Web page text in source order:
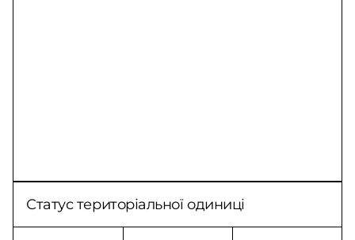
Статус територіальної одиниці